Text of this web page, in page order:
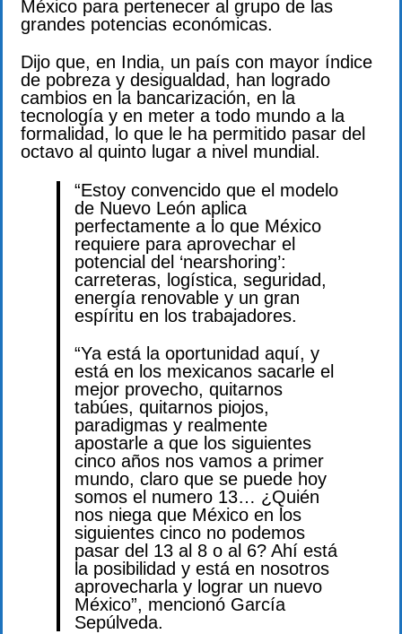
México para pertenecer al grupo de las
grandes potencias económicas.
Dijo que, en India, un país con mayor índice
de pobreza y desigualdad, han logrado
cambios en la bancarización, en la
tecnología y en meter a todo mundo a la
formalidad, lo que le ha permitido pasar del
octavo al quinto lugar a nivel mundial.
“Estoy convencido que el modelo
de Nuevo León aplica
perfectamente a lo que México
requiere para aprovechar el
potencial del ‘nearshoring’:
carreteras, logística, seguridad,
energía renovable y un gran
espíritu en los trabajadores.
“Ya está la oportunidad aquí, y
está en los mexicanos sacarle el
mejor provecho, quitarnos
tabúes, quitarnos piojos,
paradigmas y realmente
apostarle a que los siguientes
cinco años nos vamos a primer
mundo, claro que se puede hoy
somos el numero 13… ¿Quién
nos niega que México en los
siguientes cinco no podemos
pasar del 13 al 8 o al 6? Ahí está
la posibilidad y está en nosotros
aprovecharla y lograr un nuevo
México”, mencionó García
Sepúlveda.